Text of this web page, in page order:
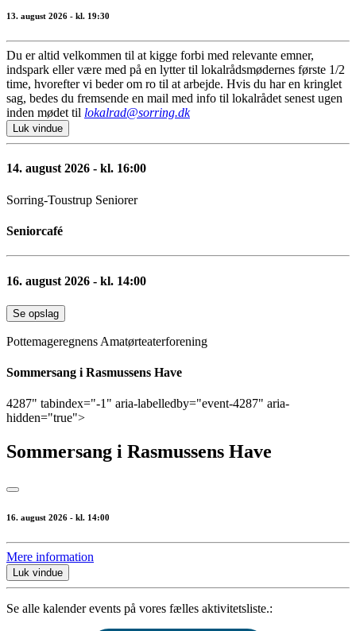
13. august 2026 - kl. 19:30
Du er altid velkommen til at kigge forbi med relevante emner,
indspark eller være med på en lytter til lokalrådsmødernes første 1/2
time, hvorefter vi beder om ro til at arbejde. Hvis du har en kringlet
sag, bedes du fremsende en mail med info til lokalrådet senest ugen
inden mødet til lokalrad@sorring.dk
Luk vindue
14. august 2026 - kl. 16:00
Sorring-Toustrup Seniorer
Seniorcafé
16. august 2026 - kl. 14:00
Se opslag
Pottemageregnens Amatørteaterforening
Sommersang i Rasmussens Have
4287" tabindex="-1" aria-labelledby="event-4287" aria-
hidden="true">
Sommersang i Rasmussens Have
16. august 2026 - kl. 14:00
Mere information
Luk vindue
Se alle kalender events på vores fælles aktivitetsliste.: